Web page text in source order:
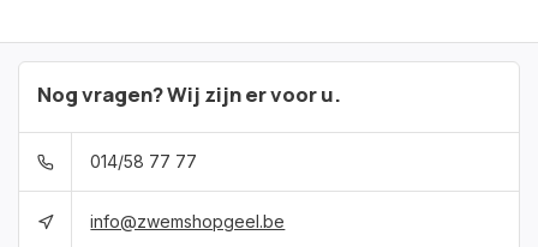
Nog vragen? Wij zijn er voor u.
014/58 77 77
info@zwemshopgeel.be